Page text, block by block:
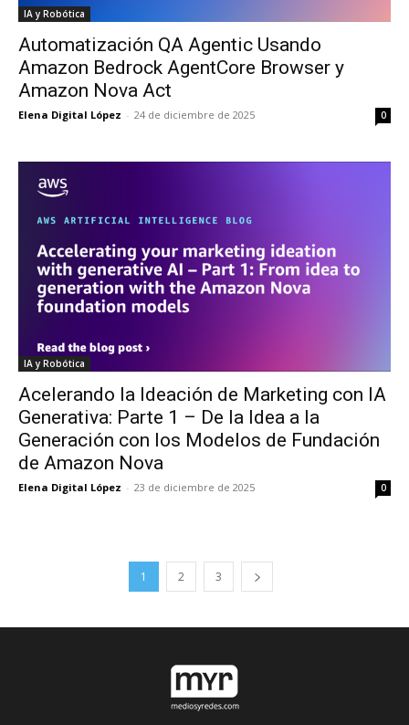
IA y Robótica
Automatización QA Agentic Usando
Amazon Bedrock AgentCore Browser y
Amazon Nova Act
Elena Digital López - 24 de diciembre de 2025 0
IA y Robótica
Acelerando la Ideación de Marketing con IA
Generativa: Parte 1 – De la Idea a la
Generación con los Modelos de Fundación
de Amazon Nova
Elena Digital López - 23 de diciembre de 2025 0
1 2 3